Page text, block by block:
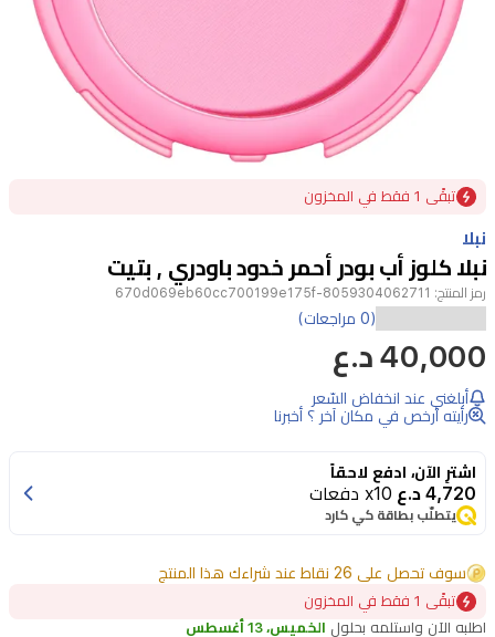
1
تبقًى 1 فقط في المخزون
نبلا
نبلا كلوز أب بودر أحمر خدود باودري , بتيت
رمز المنتج: 8059304062711-670d069eb60cc700199e175f
خدود
فاخر
بملمس
ناعم،
ذو
مثالي
لتعزيز
(0 مراجعات)
40,000 د.ع
أبلغني عند انخفاض السّعر
رأيته أرخص في مكان آخر ؟ أخبرنا
اشترِ الآن، ادفع لاحقاً
4,720 د.ع x10 دفعات
يتطلّب بطاقة كي كارد
سوف تحصل على 26 نقاط عند شراءك هذا المنتج
تبقًى 1 فقط في المخزون
اطلبه الآن واستلمه بحلول الخميس، 13 أغسطس